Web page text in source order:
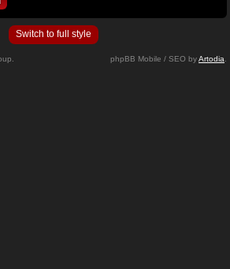
Switch to full style
phpBB Mobile / SEO byArtodia